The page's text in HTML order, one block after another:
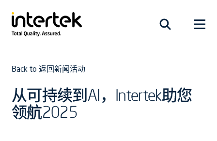
Back to 返回新闻活动
从可持续到AI，Intertek助您
领航2025